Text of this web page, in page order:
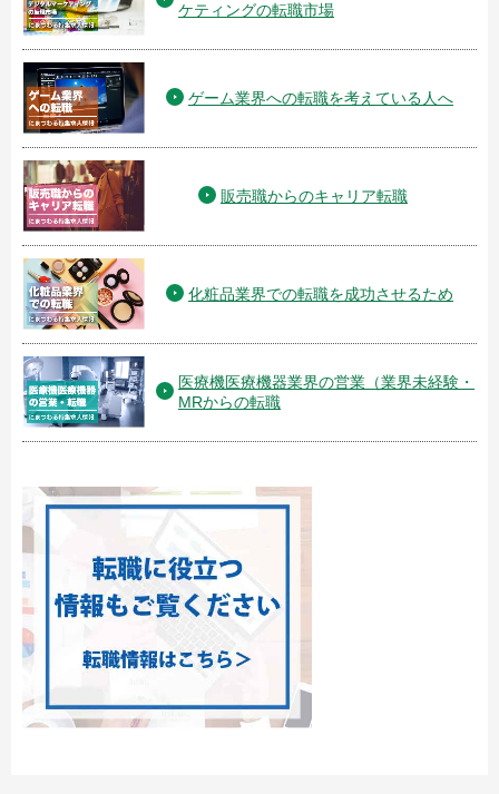
ケティングの転職市場
ゲーム業界への転職を考えている人へ
販売職からのキャリア転職
化粧品業界での転職を成功させるため
医療機医療機器業界の営業（業界未経験・
MRからの転職